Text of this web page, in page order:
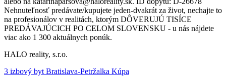
Nehnuteľnosť predávate/kupujete jeden-dvakrát za život, nechajte to
na profesionálov v realitách, ktorým DÔVERUJÚ TISÍCE
PREDÁVAJÚCICH PO CELOM SLOVENSKU - u nás nájdete
viac ako 1 300 aktuálnych ponúk.
HALO reality, s.r.o.
3 izbový byt Bratislava-Petržalka Kúpa